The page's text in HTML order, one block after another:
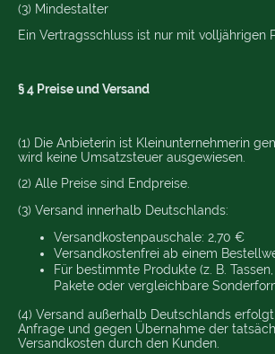
(3) Mindestalter
Ein Vertragsschluss ist nur mit volljährigen
§ 4 Preise und Versand
(1) Die Anbieterin ist Kleinunternehmerin
wird keine Umsatzsteuer ausgewiesen.
(2) Alle Preise sind Endpreise.
(3) Versand innerhalb Deutschlands:
Versandkostenpauschale: 2,70 €
Versandkostenfrei ab einem
Für bestimmte Produkte (z. B.
Pakete oder vergleichbare
(4) Versand außerhalb Deutschlands
Anfrage und gegen Übernahme der
Versandkosten durch den Kunden.